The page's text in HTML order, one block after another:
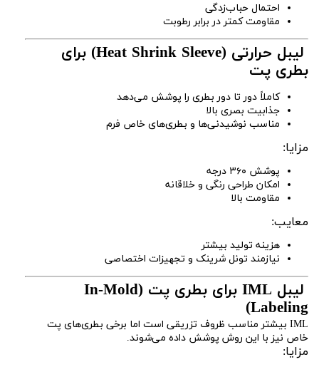
احتمال حباب‌زدگی
مقاومت کمتر در برابر رطوبت
لیبل حرارتی (Heat Shrink Sleeve) برای
بطری پت
کاملاً دور تا دور بطری را پوشش می‌دهد
جذابیت بصری بالا
مناسب نوشیدنی‌ها و بطری‌های خاص فرم
مزایا:
پوشش ۳۶۰ درجه
امکان طراحی رنگی و خلاقانه
مقاومت بالا
معایب:
هزینه تولید بیشتر
نیازمند تونل شرینک و تجهیزات اختصاصی
لیبل IML برای بطری پت (In-Mold
Labeling)
IML بیشتر مناسب ظروف تزریقی است اما برخی بطری‌های پت
خاص نیز با این روش پوشش داده می‌شوند.
مزایا: